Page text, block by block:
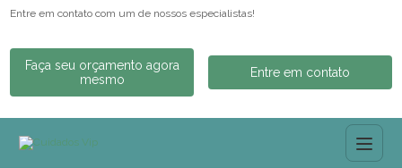
Entre em contato com um de nossos especialistas!
Faça seu orçamento agora
mesmo
Entre em contato